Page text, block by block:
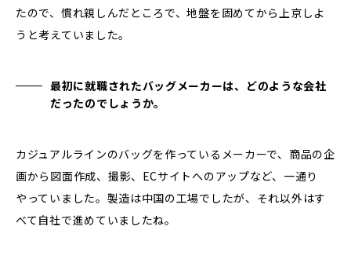
たので、慣れ親しんだところで、地盤を固めてから上京しよ
うと考えていました。
最初に就職されたバッグメーカーは、どのような会社
だったのでしょうか。
カジュアルラインのバッグを作っているメーカーで、商品の企
画から図面作成、撮影、ECサイトへのアップなど、一通り
やっていました。製造は中国の工場でしたが、それ以外はす
べて自社で進めていましたね。